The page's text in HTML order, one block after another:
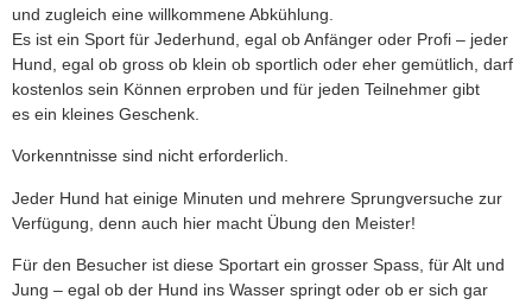
und zugleich eine willkommene Abkühlung.
Es ist ein Sport für Jederhund, egal ob Anfänger oder Profi – jeder
Hund, egal ob gross ob klein ob sportlich oder eher gemütlich, darf
kostenlos sein Können erproben und für jeden Teilnehmer gibt
es ein kleines Geschenk.
Vorkenntnisse sind nicht erforderlich.
Jeder Hund hat einige Minuten und mehrere Sprungversuche zur
Verfügung, denn auch hier macht Übung den Meister!
Für den Besucher ist diese Sportart ein grosser Spass, für Alt und
Jung – egal ob der Hund ins Wasser springt oder ob er sich gar